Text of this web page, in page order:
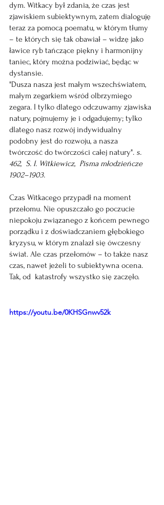
dym. Witkacy był zdania, że czas jest
zjawiskiem subiektywnym, zatem dialoguję
teraz za pomocą poematu, w którym tłumy
– te których się tak obawiał – widzę jako
ławice ryb tańczące piękny i harmonijny
taniec, który można podziwiać, będąc w
dystansie.
"Dusza nasza jest małym wszechświatem,
małym zegarkiem wśród olbrzymiego
zegara. I tylko dlatego odczuwamy zjawiska
natury, pojmujemy je i odgadujemy; tylko
dlatego nasz rozwój indywidualny
podobny jest do rozwoju, a nasza
twórczość do twórczości całej natury". s.
462,  S. I. Witkiewicz,  Pisma młodzieńcze
1902–1903.
Czas Witkacego przypadł na moment
przełomu. Nie opuszczało go poczucie
niepokoju związanego z końcem pewnego
porządku i z doświadczaniem głębokiego
kryzysu, w którym znalazł się ówczesny
świat. Ale czas przełomów – to także nasz
czas, nawet jeżeli to subiektywna ocena.
Tak, od  katastrofy wszystko się zaczęło.
https://youtu.be/0KHSGnwv52k